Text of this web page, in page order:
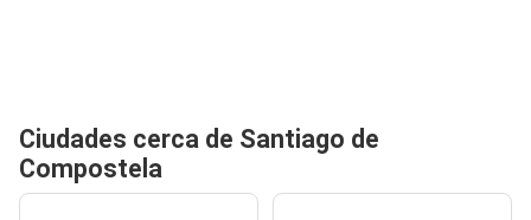
Ciudades cerca de Santiago de
Compostela